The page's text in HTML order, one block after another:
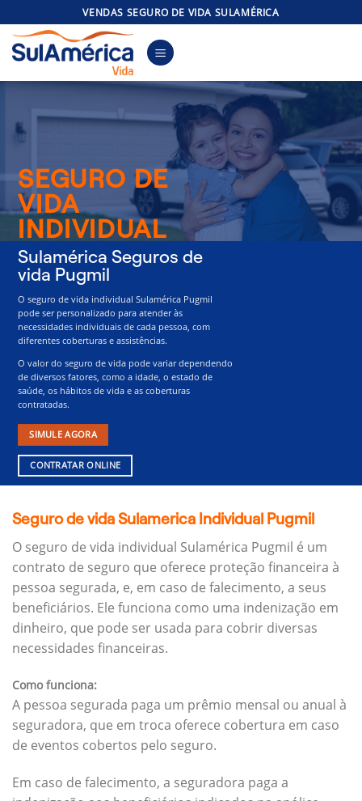
to
content
VENDAS SEGURO DE VIDA SULAMÉRICA
SEGURO DE
VIDA
INDIVIDUAL
Sulamérica Seguros de
vida Pugmil
O seguro de vida individual Sulamérica Pugmil
pode ser personalizado para atender às
necessidades individuais de cada pessoa, com
diferentes coberturas e assistências.
O valor do seguro de vida pode variar dependendo
de diversos fatores, como a idade, o estado de
saúde, os hábitos de vida e as coberturas
contratadas.
SIMULE AGORA
CONTRATAR ONLINE
Seguro de vida Sulamerica Individual Pugmil
O seguro de vida individual Sulamérica Pugmil é um
contrato de seguro que oferece proteção financeira à
pessoa segurada, e, em caso de falecimento, a seus
beneficiários. Ele funciona como uma indenização em
dinheiro, que pode ser usada para cobrir diversas
necessidades financeiras.
Como funciona:
A pessoa segurada paga um prêmio mensal ou anual à
seguradora, que em troca oferece cobertura em caso
de eventos cobertos pelo seguro.
Em caso de falecimento, a seguradora paga a